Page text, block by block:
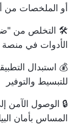
أو الملخصات من
🛠️ التخلص من
الأدوات في
💰 استبدال
للتبسيط والتوفير
🔒 الوصول الآمن
المساس بأمان